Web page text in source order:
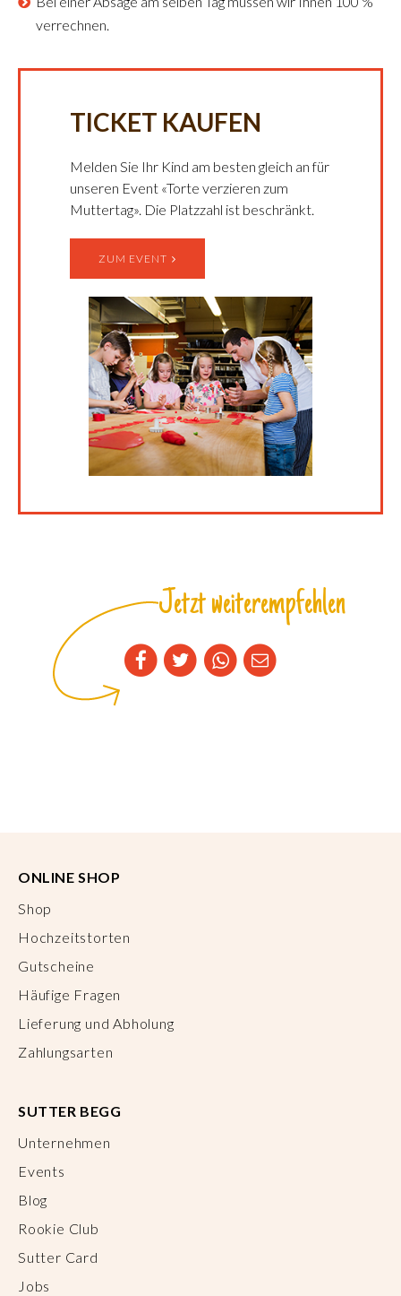
verrechnen.
TICKET KAUFEN
Melden Sie Ihr Kind am besten gleich an für
unseren Event «Torte verzieren zum
Muttertag». Die Platzzahl ist beschränkt.
ZUM EVENT
Jetzt weiterempfehlen
ONLINE SHOP
Shop
Hochzeitstorten
Gutscheine
Häufige Fragen
Lieferung und Abholung
Zahlungsarten
SUTTER BEGG
Unternehmen
Events
Blog
Rookie Club
Sutter Card
Jobs